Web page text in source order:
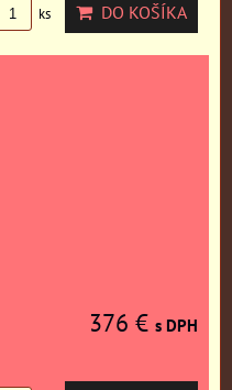
ks DO KOŠÍKA
376 € s DPH